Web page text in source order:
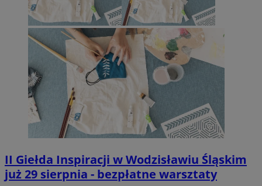
II Giełda Inspiracji w Wodzisławiu Śląskim
już 29 sierpnia - bezpłatne warsztaty